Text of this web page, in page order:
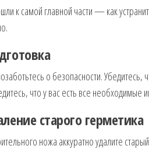
к самой главной части — как
о безопасности. Убедитесь,
что у вас есть все
старого герметика
ножа аккуратно удалите